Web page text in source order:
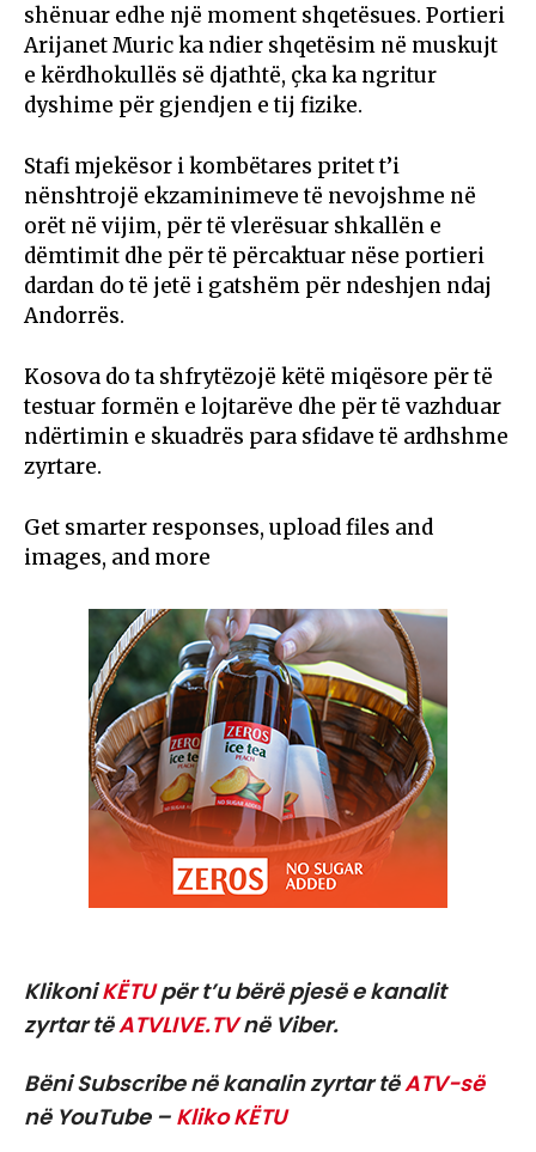
shënuar edhe një moment shqetësues. Portieri
Arijanet Muric ka ndier shqetësim në muskujt
e kërdhokullës së djathtë, çka ka ngritur
dyshime për gjendjen e tij fizike.
Stafi mjekësor i kombëtares pritet t’i
nënshtrojë ekzaminimeve të nevojshme në
orët në vijim, për të vlerësuar shkallën e
dëmtimit dhe për të përcaktuar nëse portieri
dardan do të jetë i gatshëm për ndeshjen ndaj
Andorrës.
Kosova do ta shfrytëzojë këtë miqësore për të
testuar formën e lojtarëve dhe për të vazhduar
ndërtimin e skuadrës para sfidave të ardhshme
zyrtare.
Get smarter responses, upload files and
images, and more
KlikoniKËTUpër t’u bërë pjesë e kanalit
zyrtar tëATVLIVE.TVnë Viber.
Bëni Subscribe në kanalin zyrtar tëATV-së
në YouTube – Kliko KËTU